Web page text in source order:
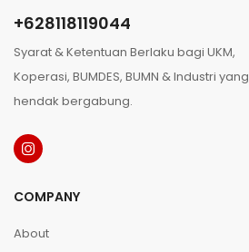
+628118119044
Syarat & Ketentuan Berlaku bagi UKM,
Koperasi, BUMDES, BUMN & Industri yang
hendak bergabung.
COMPANY
About